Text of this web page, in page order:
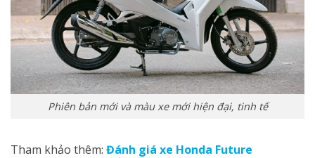
Phiên bản mới và màu xe mới hiện đại, tinh tế
Tham khảo thêm: Đánh giá xe Honda Future